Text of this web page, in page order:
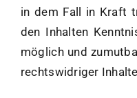
in dem Fall in Kraft
den Inhalten
möglich und
rechtswidriger